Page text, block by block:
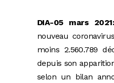
DIA-05 mars 2021:
nouveau
moins 2.560.789
depuis son
selon un bilan